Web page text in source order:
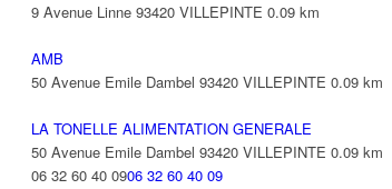
9 Avenue Linne 93420 VILLEPINTE 0.09 km
AMB
50 Avenue Emile Dambel 93420 VILLEPINTE 0.09 km
LA TONELLE ALIMENTATION GENERALE
50 Avenue Emile Dambel 93420 VILLEPINTE 0.09 km
06 32 60 40 0906 32 60 40 09